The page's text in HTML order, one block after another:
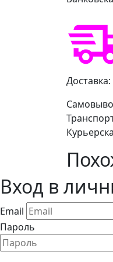
Доставка:
Вход в
Email
Пароль